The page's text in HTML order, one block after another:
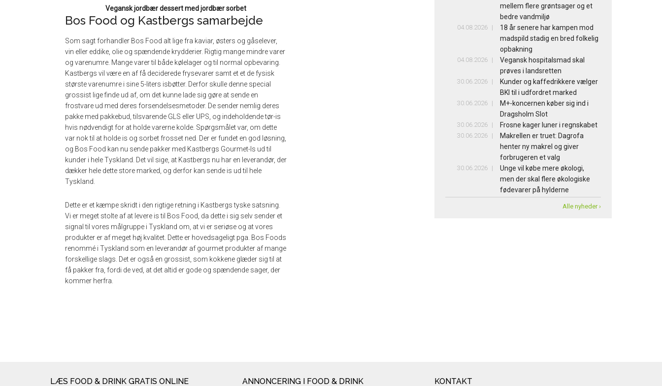
Vegansk jordbær dessert med jordbær sorbet
Bos Food og Kastbergs samarbejde
Som sagt forhandler Bos Food alt lige fra kaviar, østers og gåselever,
vin eller eddike, olie og spændende krydderier. Rigtig mange mindre varer
og varenumre. Mange varer til både kølelager og til normal opbevaring.
Kastbergs vil være en af få deciderede frysevarer samt et et de fysisk
største varenumre i sine 5-liters isbøtter. Derfor skulle denne special
grossist lige finde ud af, om det kunne lade sig gøre at sende en
frostvare ud med deres forsendelsesmetoder. De sender nemlig deres
pakke med pakkebud, tilsvarende GLS eller UPS, og indeholdende tør-is
hvis nødvendigt for at holde varerne kolde. Spørgsmålet var, om dette
var nok til at holde is og sorbet frosset ned. Der er fundet en god løsning,
og Bos Food kan nu sende pakker med Kastbergs Gourmet-Is ud til
kunder i hele Tyskland. Det vil sige, at Kastbergs nu har en leverandør, der
dækker hele dette store marked, og derfor kan sende is ud til hele
Tyskland.
Dette er et kæmpe skridt i den rigtige retning i Kastbergs tyske satsning.
Vi er meget stolte af at levere is til Bos Food, da dette i sig selv sender et
signal til vores målgruppe i Tyskland om, at vi er seriøse og at vores
produkter er af meget høj kvalitet. Dette er hovedsageligt pga. Bos Foods
renommé i Tyskland som en leverandør af gourmet produkter af mange
forskellige slags. Det er også en grossist, som kokkene glæder sig til at
få pakker fra, fordi de ved, at det altid er gode og spændende sager, der
kommer herfra.
mellem flere grøntsager og et
bedre vandmiljø
04.08.2026
18 år senere har kampen mod
madspild stadig en bred folkelig
opbakning
04.08.2026
Vegansk hospitalsmad skal
prøves i landsretten
30.06.2026
Kunder og kaffedrikkere vælger
BKI til i udfordret marked
30.06.2026
M+-koncernen køber sig ind i
Dragsholm Slot
30.06.2026 Frosne kager luner i regnskabet
30.06.2026
Makrellen er truet: Dagrofa
henter ny makrel og giver
forbrugeren et valg
30.06.2026
Unge vil købe mere økologi,
men der skal flere økologiske
fødevarer på hylderne
Alle nyheder ›
LÆS FOOD & DRINK GRATIS ONLINE ANNONCERING I FOOD & DRINK KONTAKT